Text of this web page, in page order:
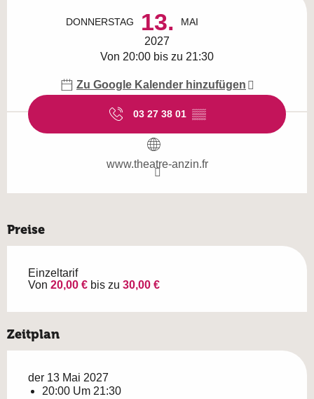
DONNERSTAG 13. MAI
2027
Von 20:00 bis zu 21:30
Zu Google Kalender hinzufügen
03 27 38 01 ▒▒
www.theatre-anzin.fr
Preise
Einzeltarif
Von 20,00 € bis zu 30,00 €
Zeitplan
der 13 Mai 2027
20:00 Um 21:30